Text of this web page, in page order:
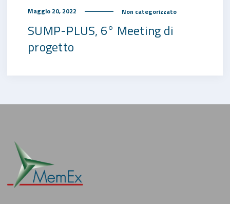
Maggio 20, 2022 Non categorizzato
SUMP-PLUS, 6° Meeting di
progetto